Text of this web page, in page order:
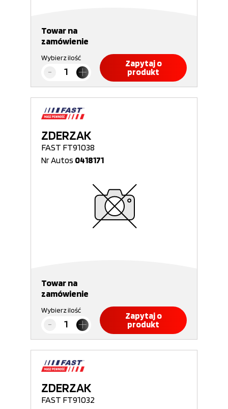
Towar na
zamówienie
Wybierz ilość
Zapytaj o
produkt
ZDERZAK
FAST FT91038
Nr Autos 0418171
Towar na
zamówienie
Wybierz ilość
Zapytaj o
produkt
ZDERZAK
FAST FT91032